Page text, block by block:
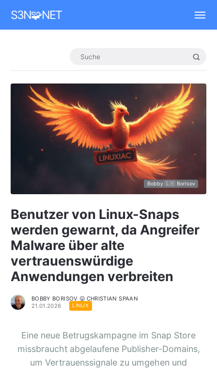
S3N🧩NET
Bobby 🇬🇧 Borisov
Benutzer von Linux-Snaps
werden gewarnt, da Angreifer
Malware über alte
vertrauenswürdige
Anwendungen verbreiten
BOBBY BORISOV 😛 CHRISTIAN SPAAN
21.01.2026
LINUX
Eine neue Betrugskampagne im Snap Store
missbraucht abgelaufene Publisher-Domains,
um Vertrauenssignale zu umgehen und